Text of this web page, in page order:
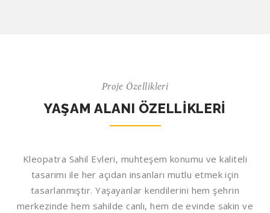
Proje Özellikleri
YAŞAM ALANI ÖZELLIKLERI
Kleopatra Sahil Evleri, muhteşem konumu ve kaliteli
tasarımı ile her açıdan insanları mutlu etmek için
tasarlanmıştır. Yaşayanlar kendilerini hem şehrin
merkezinde hem sahilde canlı, hem de evinde sakin ve